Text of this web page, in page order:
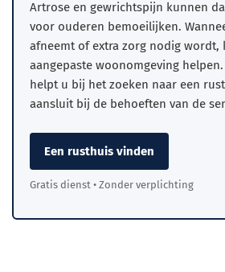
Artrose en gewrichtspijn kunnen
voor ouderen bemoeilijken.
afneemt of extra zorg nodig wordt,
aangepaste woonomgeving
helpt u bij het zoeken naar een
aansluit bij de behoeften van de
Een rusthuis vinden
Gratis dienst • Zonder verplichting